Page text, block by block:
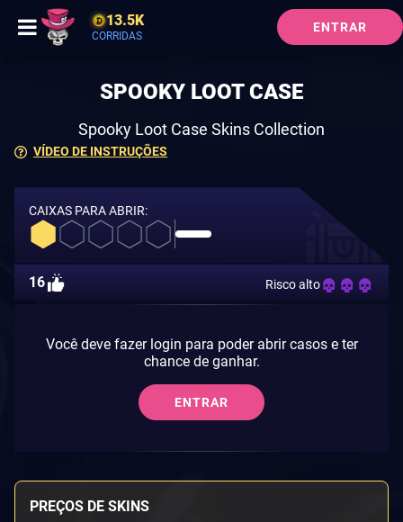
13.5K
CORRIDAS
ENTRAR
VÍDEO DE INSTRUÇÕES
SPOOKY LOOT CASE
Spooky Loot Case Skins Collection
CAIXAS PARA ABRIR:
16 Risco alto
Você deve fazer login para poder abrir casos e ter
chance de ganhar.
ENTRAR
PREÇOS DE SKINS